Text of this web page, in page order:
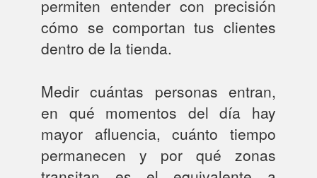
permiten entender con precisión
cómo se comportan tus clientes
dentro de la tienda.
Medir cuántas personas entran,
en qué momentos del día hay
mayor afluencia, cuánto tiempo
permanecen y por qué zonas